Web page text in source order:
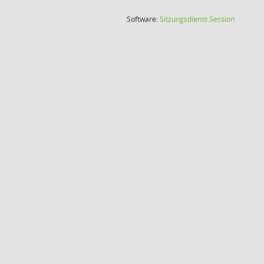
Software:SitzungsdienstSession(Wird in